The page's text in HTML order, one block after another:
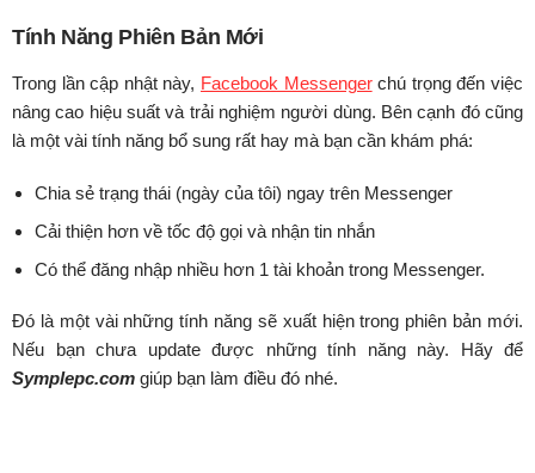
Tính Năng Phiên Bản Mới
Trong lần cập nhật này, Facebook Messengerchú trọng đến việc
nâng cao hiệu suất và trải nghiệm người dùng. Bên cạnh đó cũng
là một vài tính năng bổ sung rất hay mà bạn cần khám phá:
Chia sẻ trạng thái (ngày của tôi) ngay trên Messenger
Cải thiện hơn về tốc độ gọi và nhận tin nhắn
Có thể đăng nhập nhiều hơn 1 tài khoản trong Messenger.
Đó là một vài những tính năng sẽ xuất hiện trong phiên bản mới.
Nếu bạn chưa update được những tính năng này. Hãy để
Symplepc.com giúp bạn làm điều đó nhé.